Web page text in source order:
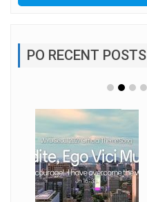
PO RECENT POSTS